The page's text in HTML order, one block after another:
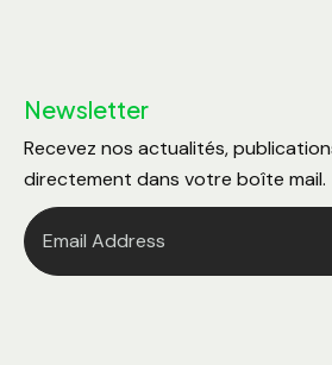
Newsletter
Recevez nos actualités,
directement dans votre boîte mail.